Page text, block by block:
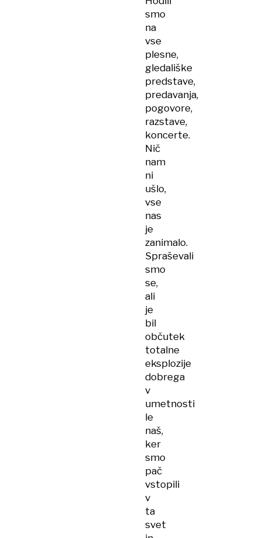
smo
na
vse
plesne,
gledališke
predstave,
predavanja,
pogovore,
razstave,
koncerte.
Nič
nam
ni
ušlo,
vse
nas
je
zanimalo.
Spraševali
smo
se,
ali
je
bil
občutek
totalne
eksplozije
dobrega
v
umetnosti
le
naš,
ker
smo
pač
vstopili
v
ta
svet